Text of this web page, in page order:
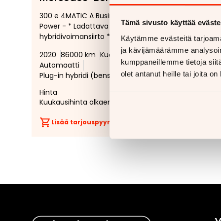
Tämä sivusto käyttää
Käytämme evästeitä
ja kävijämäärämme
kumppaneillemme tietoja
olet antanut heille tai joita
Lisää
suosikiksi
Poista
suosikeista
300 e 4MATIC A Business EQ
Power - * Ladattava
hybridivoimansiirto * Neliveto *
Ilmajousitus * Vetokoukku *
2020 86000 km Kuopio Neliveto
Automaatti
Plug-in hybridi (bensiini/sähkö)
Hinta
30 990 €
Kuukausihinta alkaen
Lisää tarjouspyyntöön
R-Line -
2019
Hinta